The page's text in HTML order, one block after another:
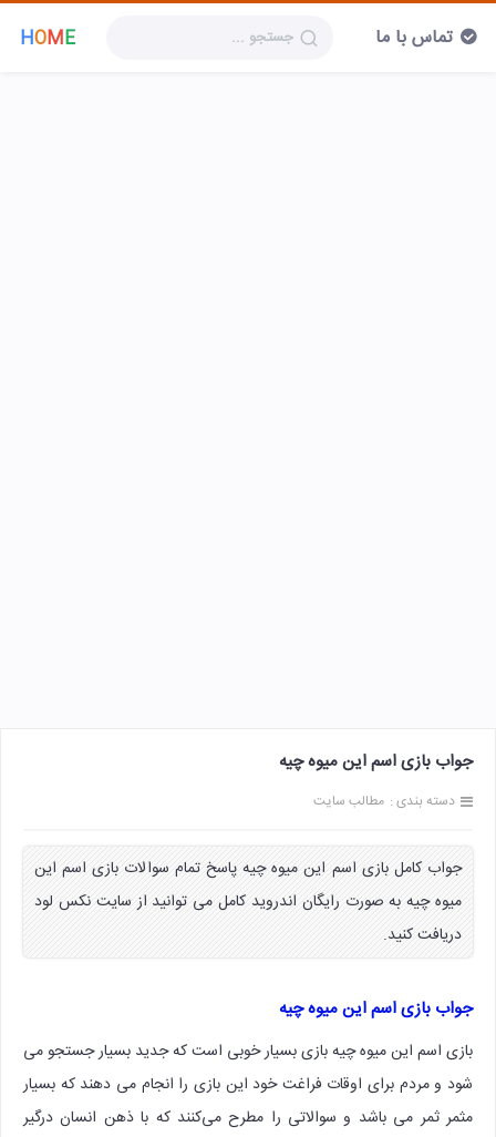
HOME تماس با ما
جواب بازی اسم این میوه چیه
دسته بندی : مطالب سایت
جواب کامل بازی اسم این میوه چیه پاسخ تمام سوالات بازی اسم این
میوه چیه به صورت رایگان اندروید کامل می توانید از سایت نکس لود
دریافت کنید.
جواب بازی اسم این میوه چیه
بازی اسم این میوه چیه بازی بسیار خوبی است که جدید بسیار جستجو می
شود و مردم برای اوقات فراغت خود این بازی را انجام می دهند که بسیار
مثمر ثمر می باشد و سوالاتی را مطرح می‌کنند که با ذهن انسان درگیر